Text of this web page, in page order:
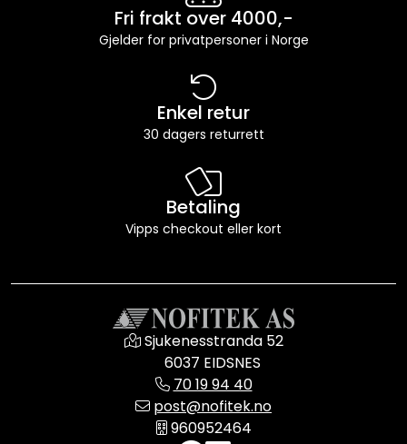
Fri frakt over 4000,-
Gjelder for privatpersoner i Norge
Enkel retur
30 dagers returrett
Betaling
Vipps checkout eller kort
Sjukenesstranda 52
6037 EIDSNES
70 19 94 40
post@nofitek.no
960952464